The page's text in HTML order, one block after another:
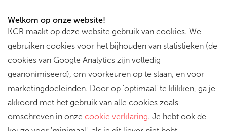
Welkom op onze website!
KCR maakt op deze website gebruik van cookies. We
gebruiken cookies voor het bijhouden van statistieken (de
cookies van Google Analytics zijn volledig
geanonimiseerd), om voorkeuren op te slaan, en voor
marketingdoeleinden. Door op 'optimaal' te klikken, ga je
akkoord met het gebruik van alle cookies zoals
omschreven in onze cookie verklaring. Je hebt ook de